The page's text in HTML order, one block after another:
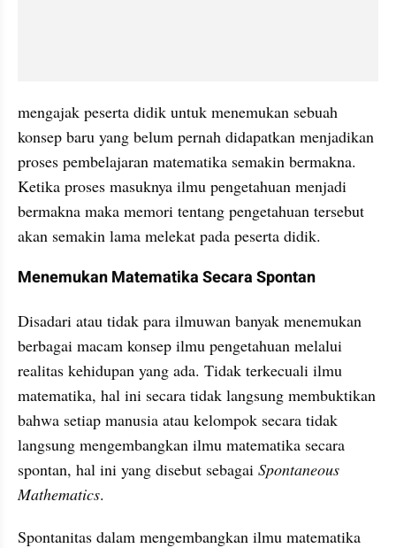
mengajak peserta didik untuk menemukan sebuah
konsep baru yang belum pernah didapatkan menjadikan
proses pembelajaran matematika semakin bermakna.
Ketika proses masuknya ilmu pengetahuan menjadi
bermakna maka memori tentang pengetahuan tersebut
akan semakin lama melekat pada peserta didik.
Menemukan Matematika Secara Spontan
Disadari atau tidak para ilmuwan banyak menemukan
berbagai macam konsep ilmu pengetahuan melalui
realitas kehidupan yang ada. Tidak terkecuali ilmu
matematika, hal ini secara tidak langsung membuktikan
bahwa setiap manusia atau kelompok secara tidak
langsung mengembangkan ilmu matematika secara
spontan, hal ini yang disebut sebagai Spontaneous
Mathematics.
Spontanitas dalam mengembangkan ilmu matematika